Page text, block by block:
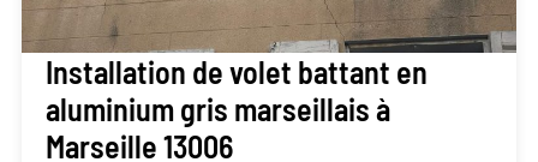
Installation de volet battant en
aluminium gris marseillais à
Marseille 13006